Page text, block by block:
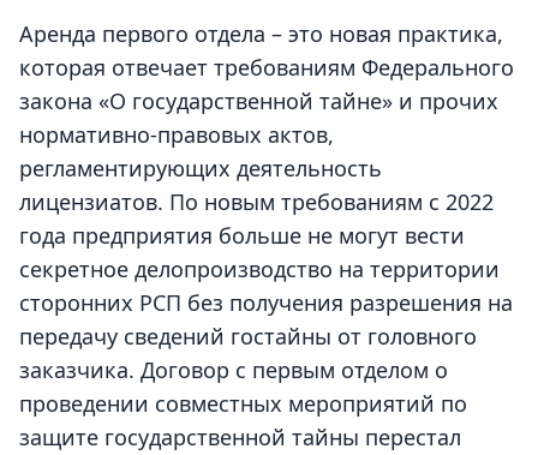
Аренда первого отдела – это новая практика,
которая отвечает требованиям Федерального
закона «О государственной тайне» и прочих
нормативно-правовых актов,
регламентирующих деятельность
лицензиатов. По новым требованиям с 2022
года предприятия больше не могут вести
секретное делопроизводство на территории
сторонних РСП без получения разрешения на
передачу сведений гостайны от головного
заказчика. Договор с первым отделом о
проведении совместных мероприятий по
защите государственной тайны перестал